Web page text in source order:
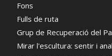
Fons
Fulls de ruta
Grup de Recuperació del
Mirar l'escultura: sentir i